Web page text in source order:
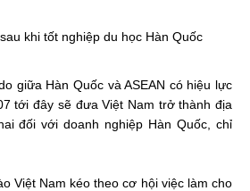
khi tốt nghiệp du học Hàn Quốc
giữa Hàn Quốc và ASEAN có hiệu lực
tới đây sẽ đưa Việt Nam trở thành địa
đối với doanh nghiệp Hàn Quốc, chỉ
Việt Nam kéo theo cơ hội việc làm cho